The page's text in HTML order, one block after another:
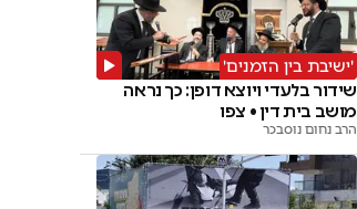
'ישיבת בין הזמנים'
שידור בלעדי ויוצא דופן: כך נראה
מושב בית דין • צפו
הרב נחום נוסבכר